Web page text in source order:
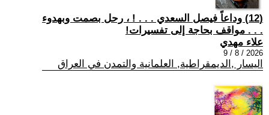
(12) وداعاً فيصل السعدي . . . ! ، رحل بصمت وبهدوء
. . . مواقف بحاجة إلى تفسيرات!
علاء مهدي
2026 / 8 / 9
اليسار ,الديمقراطية, العلمانية والتمدن في العراق